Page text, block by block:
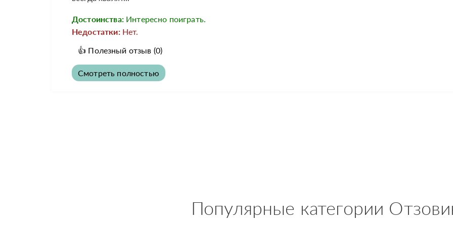
Достоинства: Интересно поиграть.
Недостатки: Нет.
👍 Полезный отзыв (0)
Смотреть полностью
Популярные категории